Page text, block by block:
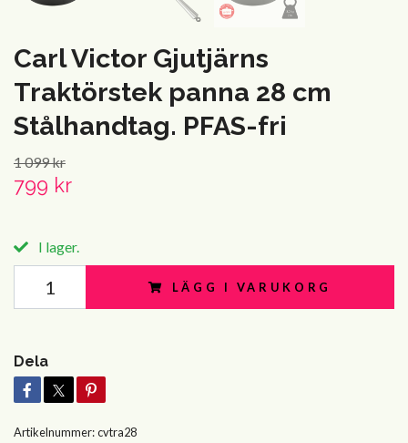
Carl Victor Gjutjärns
Traktörstek panna 28 cm
Stålhandtag. PFAS-fri
1 099 kr
799 kr
I lager.
LÄGG I VARUKORG
Dela
Artikelnummer:cvtra28